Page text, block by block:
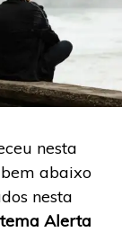
nesta
abaixo
nesta
Alerta